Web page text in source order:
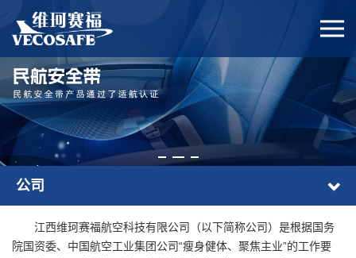
公司
江西维珂赛福航空科技有限公司（以下简称公司）是根据国务
院国资委、中国航空工业集团公司“瘦身健体、聚焦主业”的工作要